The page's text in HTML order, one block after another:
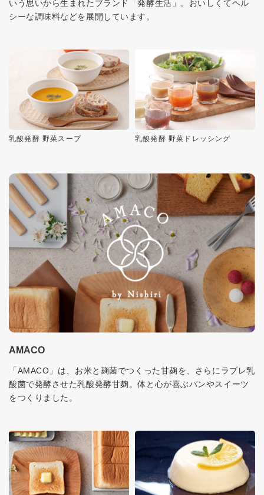
いう思いから生まれたブランド「発酵生活」。おいしくてヘル
シーな調味料などを展開しています。
乳酸発酵 野菜スープ 乳酸発酵 野菜ドレッシング
AMACO
「AMACO」は、お米と麹菌でつくった甘麹を、さらにラブレ乳
酸菌で発酵させた乳酸発酵甘麹。体と心が喜ぶパンやスイーツ
をつくりました。